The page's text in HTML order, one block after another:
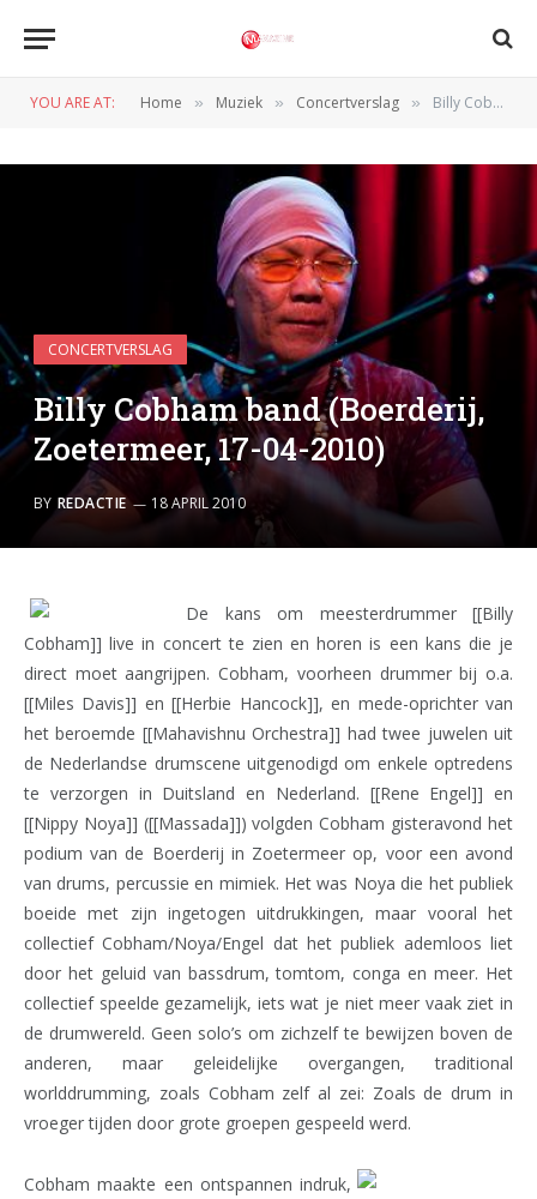
YOU ARE AT: Home » Muziek » Concertverslag » Billy Cobham band (Boerderij, Zoetermeer, 17-04-2010)
CONCERTVERSLAG
Billy Cobham band (Boerderij,
Zoetermeer, 17-04-2010)
BY REDACTIE 18 APRIL 2010
De kans om meesterdrummer [[Billy
Cobham]] live in concert te zien en horen is een kans die je
direct moet aangrijpen. Cobham, voorheen drummer bij o.a.
[[Miles Davis]] en [[Herbie Hancock]], en mede-oprichter van
het beroemde [[Mahavishnu Orchestra]] had twee juwelen uit
de Nederlandse drumscene uitgenodigd om enkele optredens
te verzorgen in Duitsland en Nederland. [[Rene Engel]] en
[[Nippy Noya]] ([[Massada]]) volgden Cobham gisteravond het
podium van de Boerderij in Zoetermeer op, voor een avond
van drums, percussie en mimiek. Het was Noya die het publiek
boeide met zijn ingetogen uitdrukkingen, maar vooral het
collectief Cobham/Noya/Engel dat het publiek ademloos liet
door het geluid van bassdrum, tomtom, conga en meer. Het
collectief speelde gezamelijk, iets wat je niet meer vaak ziet in
de drumwereld. Geen solo’s om zichzelf te bewijzen boven de
anderen, maar geleidelijke overgangen, traditional
worlddrumming, zoals Cobham zelf al zei: Zoals de drum in
vroeger tijden door grote groepen gespeeld werd.
Cobham maakte een ontspannen indruk,